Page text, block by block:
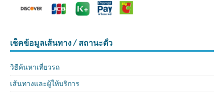
เช็คข้อมูลเส้นทาง / สถานะตั๋ว
วิธีค้นหาเที่ยวรถ
เส้นทางและผู้ให้บริการ